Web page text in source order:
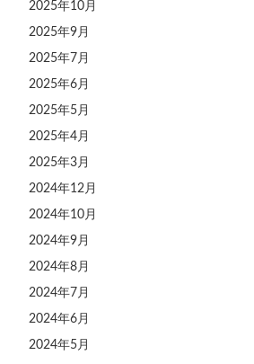
2025年10月
2025年9月
2025年7月
2025年6月
2025年5月
2025年4月
2025年3月
2024年12月
2024年10月
2024年9月
2024年8月
2024年7月
2024年6月
2024年5月